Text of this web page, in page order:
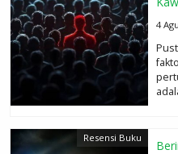
4
Resensi Buku